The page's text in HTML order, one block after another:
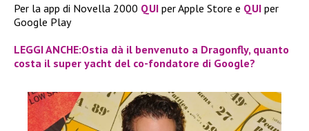
Per la app di Novella 2000 QUI per Apple Store e QUI per
Google Play
LEGGI ANCHE:Ostia dà il benvenuto a Dragonfly, quanto
costa il super yacht del co-fondatore di Google?